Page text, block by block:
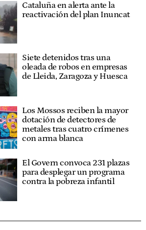
Cataluña en alerta ante la
reactivación del plan Inuncat
Siete detenidos tras una
oleada de robos en empresas
de Lleida, Zaragoza y Huesca
Los Mossos reciben la mayor
dotación de detectores de
metales tras cuatro crímenes
con arma blanca
El Govern convoca 231 plazas
para desplegar un programa
contra la pobreza infantil